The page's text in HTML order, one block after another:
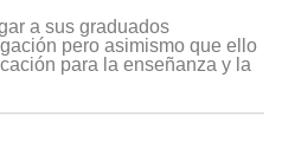
a sus graduados
pero asimismo que ello
para la enseñanza y la